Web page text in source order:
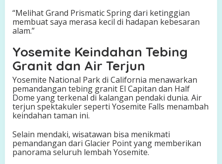
“Melihat Grand Prismatic Spring dari ketinggian
membuat saya merasa kecil di hadapan kebesaran
alam.”
Yosemite Keindahan Tebing
Granit dan Air Terjun
Yosemite National Park di California menawarkan
pemandangan tebing granit El Capitan dan Half
Dome yang terkenal di kalangan pendaki dunia. Air
terjun spektakuler seperti Yosemite Falls menambah
keindahan taman ini.
Selain mendaki, wisatawan bisa menikmati
pemandangan dari Glacier Point yang memberikan
panorama seluruh lembah Yosemite.